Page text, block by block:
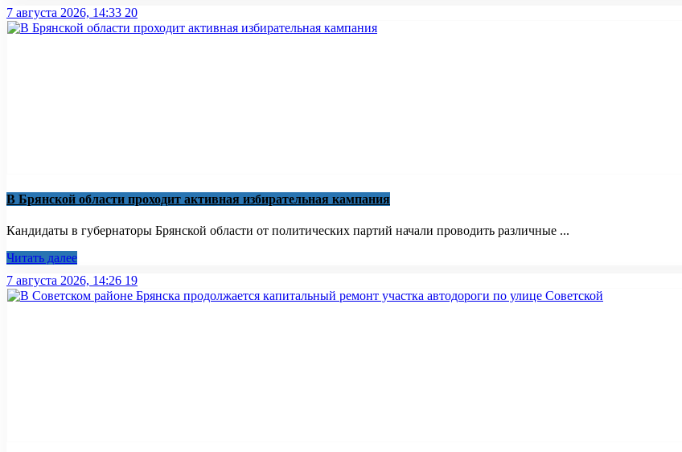
7 августа 2026, 14:33 20
В Брянской области проходит активная избирательная кампания
Кандидаты в губернаторы Брянской области от политических партий начали проводить различные ...
Читать далее
7 августа 2026, 14:26 19